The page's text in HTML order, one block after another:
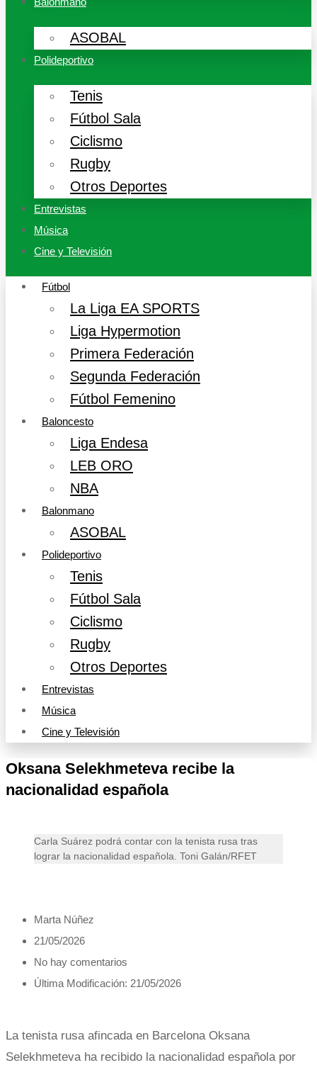
ASOBAL
Polideportivo
Tenis
Fútbol Sala
Ciclismo
Rugby
Otros Deportes
Entrevistas
Música
Cine y Televisión
Fútbol
La Liga EA SPORTS
Liga Hypermotion
Primera Federación
Segunda Federación
Fútbol Femenino
Baloncesto
Liga Endesa
LEB ORO
NBA
Balonmano
ASOBAL
Polideportivo
Tenis
Fútbol Sala
Ciclismo
Rugby
Otros Deportes
Entrevistas
Música
Cine y Televisión
Oksana Selekhmeteva recibe la
nacionalidad española
Carla Suárez podrá contar con la tenista rusa tras
lograr la nacionalidad española. Toni Galán/RFET
Marta Núñez
21/05/2026
No hay comentarios
Última Modificación: 21/05/2026
La tenista rusa afincada en Barcelona Oksana
Selekhmeteva ha recibido la nacionalidad española por